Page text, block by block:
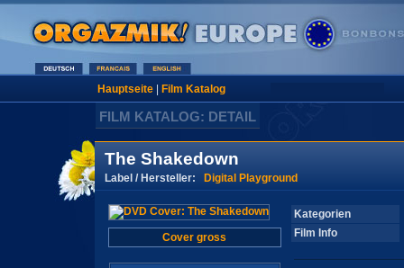
Hauptseite| Film Katalog
FILM KATALOG: DETAIL
The Shakedown
Label / Hersteller: Digital Playground
Cover gross
Kategorien
Film Info